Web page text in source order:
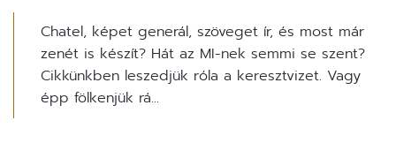
Chatel, képet generál, szöveget ír, és most már
zenét is készít? Hát az MI-nek semmi se szent?
Cikkünkben leszedjük róla a keresztvizet. Vagy
épp fölkenjük rá...